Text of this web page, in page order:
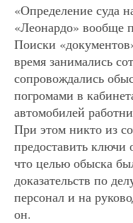
«Определение суда
«Леонардо» вообще
Поиски
время занимались
сопровождались
погромами в
автомобилей
При этом никто из
предоставить
что целью обыска
доказательств по
персонал и на
он.